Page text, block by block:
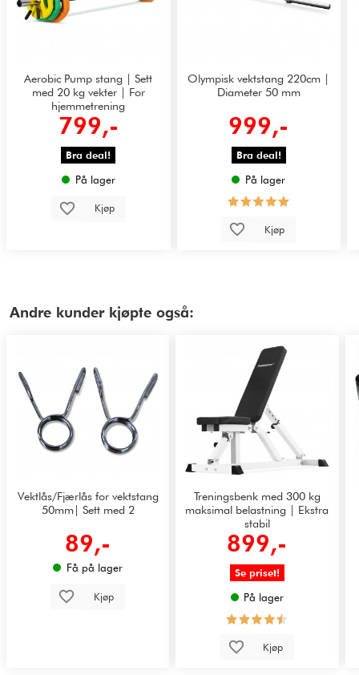
Aerobic Pump stang | Sett
med 20 kg vekter | For
hjemmetrening
799,-
Bra deal!
På lager
Kjøp
Olympisk vektstang 220cm |
Diameter 50 mm
999,-
Bra deal!
På lager
Kjøp
Andre kunder kjøpte også:
Vektlås/Fjærlås for vektstang
50mm| Sett med 2
89,-
Få på lager
Kjøp
Treningsbenk med 300 kg
maksimal belastning | Ekstra
stabil
899,-
Se priset!
På lager
Kjøp